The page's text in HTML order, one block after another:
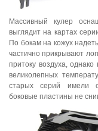
Массивный кулер
выглядит на картах
По бокам на кожух
частично прикрывают
притоку воздуха,
великолепных
старых серий имели
боковые пластины не